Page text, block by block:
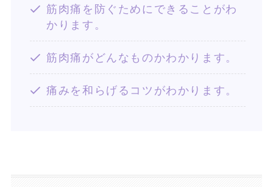
筋肉痛を防ぐためにできることがわ
かります。
筋肉痛がどんなものかわかります。
痛みを和らげるコツがわかります。